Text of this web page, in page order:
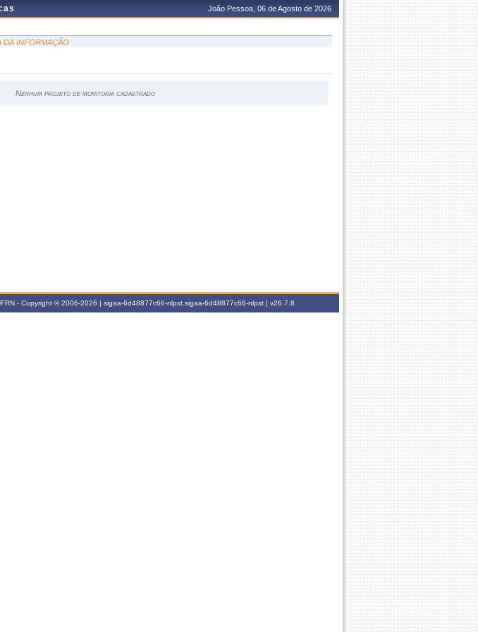
João Pessoa, 06 de Agosto de 2026
DA INFORMAÇÃO
Nenhum projeto de monitoria cadastrado
- Copyright © 2006-2026 | sigaa-6d48877c66-nlpxt.sigaa-6d48877c66-nlpxt | v26.7.8